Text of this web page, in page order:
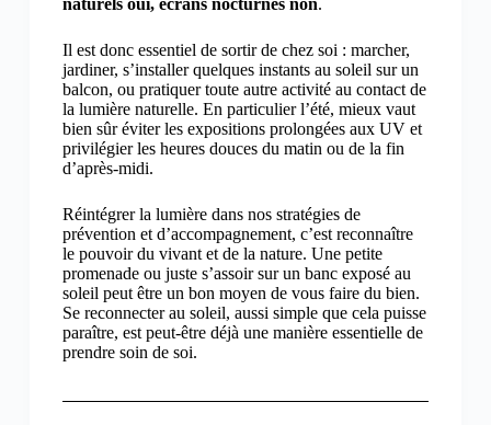
Il est donc essentiel de sortir de chez soi : marcher,
jardiner, s’installer quelques instants au soleil sur un
balcon, ou pratiquer toute autre activité au contact de
la lumière naturelle. En particulier l’été, mieux vaut
bien sûr éviter les expositions prolongées aux UV et
privilégier les heures douces du matin ou de la fin
d’après-midi.
Réintégrer la lumière dans nos stratégies de
prévention et d’accompagnement, c’est reconnaître
le pouvoir du vivant et de la nature. Une petite
promenade ou juste s’assoir sur un banc exposé au
soleil peut être un bon moyen de vous faire du bien.
Se reconnecter au soleil, aussi simple que cela puisse
paraître, est peut-être déjà une manière essentielle de
prendre soin de soi.